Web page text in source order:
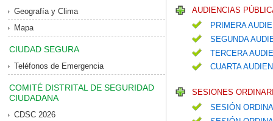
Geografía y Clima
Mapa
CIUDAD SEGURA
Teléfonos de Emergencia
COMITÉ DISTRITAL DE SEGURIDAD
CIUDADANA
CDSC 2026
AUDIENCIAS
PRIMERA
SEGUNDA
TERCERA
CUARTA
SESIONES
SESIÓN